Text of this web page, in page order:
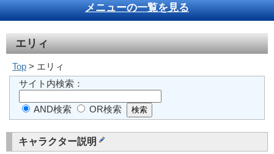
メニューの一覧を見る
エリィ
Top > エリィ
サイト内検索：
AND検索 OR検索
キャラクター説明